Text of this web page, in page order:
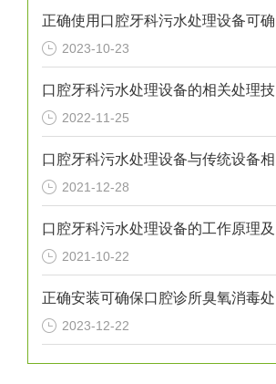
2023-10-23
2022-11-25
2021-12-28
2021-10-22
2023-12-22